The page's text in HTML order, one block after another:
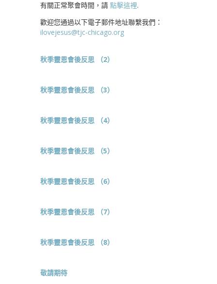
有關正常聚會時間，請 點擊這裡.
歡迎您通過以下電子郵件地址聯繫我們：
ilovejesus@tjc-chicago.org
秋季靈恩會後反思 （2）
秋季靈恩會後反思 （3）
秋季靈恩會後反思 （4）
秋季靈恩會後反思 （5）
秋季靈恩會後反思 （6）
秋季靈恩會後反思 （7）
秋季靈恩會後反思 （8）
敬請期待